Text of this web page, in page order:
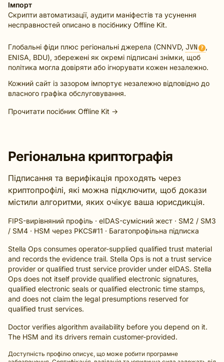
Імпорт
Скрипти автоматизації, аудити маніфестів та усунення
несправностей описано в посібнику Offline Kit.
Глобальні фіди плюс регіональні джерела (CNNVD, JVN ? ,
ENISA, BDU), збережені як окремі підписані знімки, щоб
політика могла довіряти або ігнорувати кожен незалежно.
Кожний сайт із зазором імпортує незалежно відповідно до
власного графіка обслуговування.
Прочитати посібник Offline Kit →
Регіональна криптографія
Підписання та верифікація проходять через
криптопрофілі, які можна підключити, щоб докази
містили алгоритми, яких очікує ваша юрисдикція.
FIPS-вирівняний профіль · eIDAS-сумісний жест · SM2 / SM3
/ SM4 · HSM через PKCS#11 · Багатопрофільна підписка
Stella Ops consumes operator-supplied qualified trust material
and records the evidence trail. Stella Ops is not a trust service
provider or qualified trust service provider under eIDAS. Stella
Ops does not itself provide qualified electronic signatures,
qualified electronic seals or qualified electronic time stamps,
and does not claim the legal presumptions reserved for
qualified trust services.
Doctor verifies algorithm availability before you depend on it.
The HSM and its drivers remain customer-provided.
Доступність профілю описує, що може робити програмне